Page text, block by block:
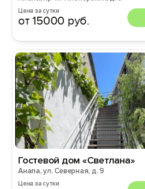
Цена за сутки
от 15000 руб.
Гостевой дом «Светлана»
Анапа, ул. Северная, д. 9
Цена за сутки